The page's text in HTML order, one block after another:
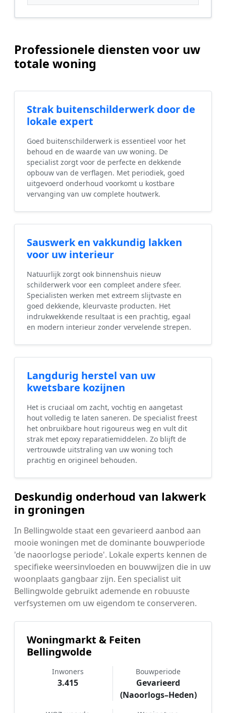
Professionele diensten voor uw
totale woning
Strak buitenschilderwerk door de
lokale expert
Goed buitenschilderwerk is essentieel voor het
behoud en de waarde van uw woning. De
specialist zorgt voor de perfecte en dekkende
opbouw van de verflagen. Met periodiek, goed
uitgevoerd onderhoud voorkomt u kostbare
vervanging van uw complete houtwerk.
Sauswerk en vakkundig lakken
voor uw interieur
Natuurlijk zorgt ook binnenshuis nieuw
schilderwerk voor een compleet andere sfeer.
Specialisten werken met extreem slijtvaste en
goed dekkende, kleurvaste producten. Het
indrukwekkende resultaat is een prachtig, egaal
en modern interieur zonder vervelende strepen.
Langdurig herstel van uw
kwetsbare kozijnen
Het is cruciaal om zacht, vochtig en aangetast
hout volledig te laten saneren. De specialist freest
het onbruikbare hout rigoureus weg en vult dit
strak met epoxy reparatiemiddelen. Zo blijft de
vertrouwde uitstraling van uw woning toch
prachtig en origineel behouden.
Deskundig onderhoud van lakwerk
in groningen
In Bellingwolde staat een gevarieerd aanbod aan
mooie woningen met de dominante bouwperiode
'de naoorlogse periode'. Lokale experts kennen de
specifieke weersinvloeden en bouwwijzen die in uw
woonplaats gangbaar zijn. Een specialist uit
Bellingwolde gebruikt ademende en robuuste
verfsystemen om uw eigendom te conserveren.
Woningmarkt & Feiten
Bellingwolde
Inwoners
3.415
Bouwperiode
Gevarieerd
(Naoorlogs–Heden)